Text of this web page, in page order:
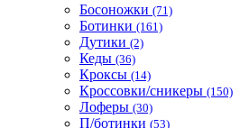
Босоножки (71)
Ботинки (161)
Дутики (2)
Кеды (36)
Кроксы (14)
Кроссовки/сникеры (150)
Лоферы (30)
П/ботинки (53)